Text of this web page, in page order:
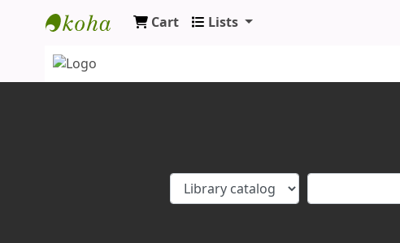
Koha online
Cart Lists